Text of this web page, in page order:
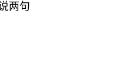
两句